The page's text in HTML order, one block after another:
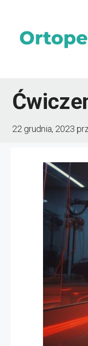
treści
22 grudnia, 2023